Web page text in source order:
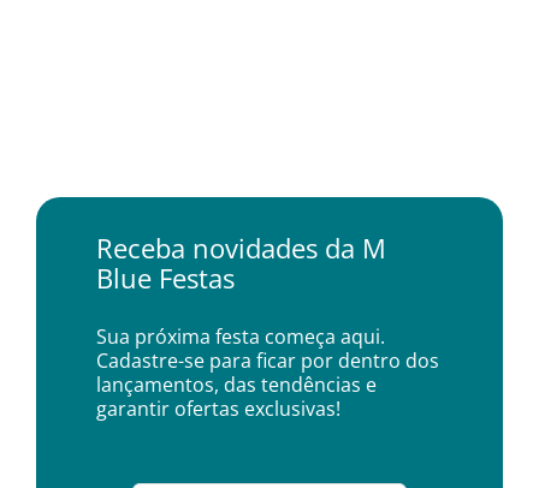
Receba novidades da M
Blue Festas
Sua próxima festa começa aqui.
Cadastre-se para ficar por dentro dos
lançamentos, das tendências e
garantir ofertas exclusivas!